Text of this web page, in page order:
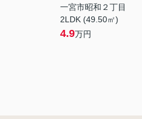
一宮市昭和２丁目
2LDK (49.50㎡)
4.9万円